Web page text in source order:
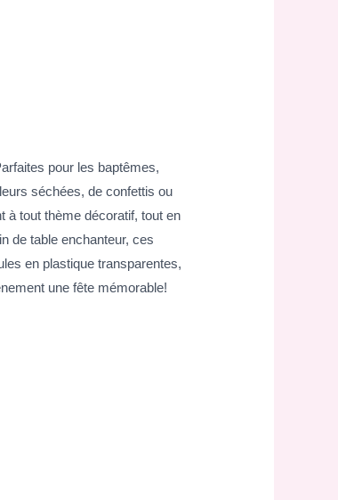
pour les baptêmes,
séchées, de confettis ou
à tout thème décoratif, tout en
de table enchanteur, ces
en plastique transparentes,
une fête mémorable!